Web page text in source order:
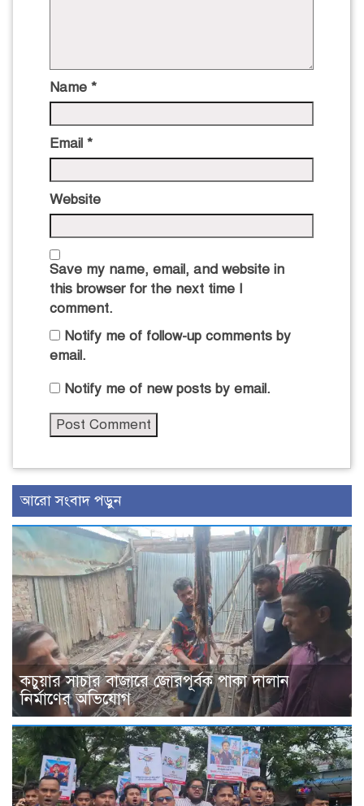
Name *
Email *
Website
Save my name, email, and website in
this browser for the next time I
comment.
Notify me of follow-up comments by
email.
Notify me of new posts by email.
আরো সংবাদ পড়ুন
কচুয়ার সাচার বাজারে জোরপূর্বক পাকা দালান
নির্মাণের অভিযোগ